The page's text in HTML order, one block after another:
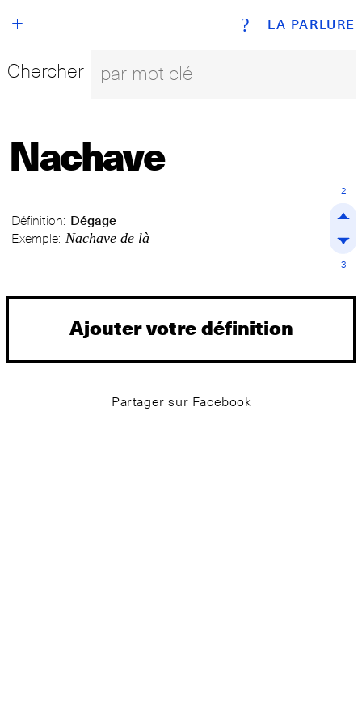
LA PARLURE
+ ?
Chercher
Nachave
Définition: Dégage
Exemple: Nachave de là
2
3
Ajouter votre définition
Partager sur Facebook